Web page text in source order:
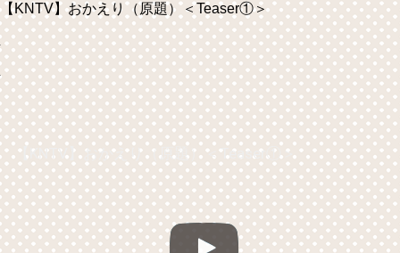
【KNTV】おかえり（原題）＜Teaser①＞
【KNTV】おかえり（原題）＜Teaser①＞